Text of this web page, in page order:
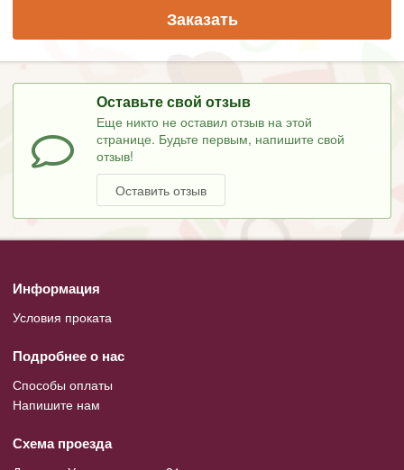
Заказать
Оставьте свой отзыв
Еще никто не оставил отзыв на этой
странице. Будьте первым, напишите свой
отзыв!
Оставить отзыв
Информация
Условия проката
Подробнее о нас
Способы оплаты
Напишите нам
Схема проезда